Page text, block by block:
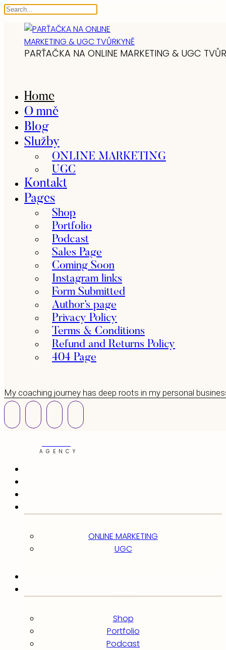
PARŤAČKA NA ONLINE MARKETING & UGC
Home
O mně
Blog
Služby
ONLINE MARKETING
UGC
Kontakt
Pages
Shop
Portfolio
Podcast
Sales Page
Coming Soon
Instagram links
Form Submitted
Author’s page
Privacy Policy
Terms & Conditions
Refund and Returns Policy
404 Page
My coaching journey has deep roots in my personal
AGENCY
ONLINE MARKETING
UGC
Shop
Portfolio
Podcast